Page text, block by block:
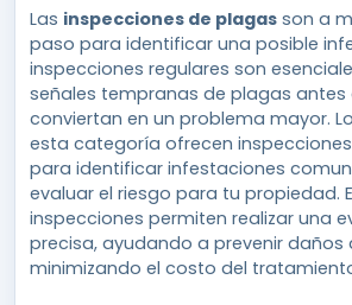
Las inspecciones de plagas son a
paso para identificar una posible
inspecciones regulares son
señales tempranas de plagas antes
conviertan en un problema mayor.
esta categoría ofrecen
para identificar infestaciones
evaluar el riesgo para tu propiedad.
inspecciones permiten realizar una
precisa, ayudando a prevenir daños
minimizando el costo del